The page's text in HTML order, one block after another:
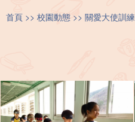
首頁 校園動態 關愛大使訓練